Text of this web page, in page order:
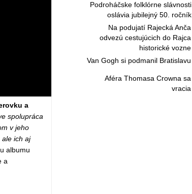
a
spolupráca
v jeho
ich aj
albumu
a
Podroháčske folklórne slávnosti
oslávia jubilejný 50. ročník
Na podujatí Rajecká Anča
odvezú cestujúcich do Rajca
historické vozne
Van Gogh si podmanil Bratislavu
Aféra Thomasa Crowna sa
vracia